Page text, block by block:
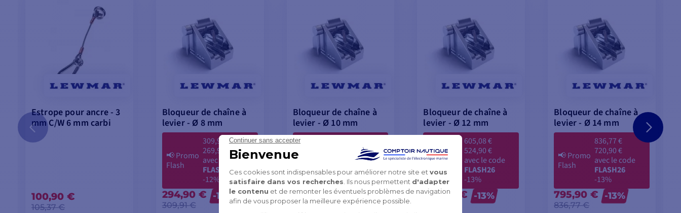
Estrope pour ancre - 3
mm C/W 6 mm carbi
100,90 €
105,37 €
Bloqueur de chaîne à
levier - Ø 8 mm
📢Promo
Flash
309,91 €
269,90 €
avec le code
FLASH26
-12%
294,90 €
309,91 €
-12%
Bloqueur de chaîne à
levier - Ø 10 mm
📢
357,90 €
avec le code
FLASH26
-11%
382,90 €
402,91 €
-11%
Bloqueur de chaîne à
levier - Ø 12 mm
📢Promo
605,08 €
524,90 €
avec le code
FLASH26
-13%
574,90 € -13%
Bloqueur de chaîne à
levier - Ø 14 mm
📢Promo
Flash
836,77 €
720,90 €
avec le code
FLASH26
-13%
795,90 €
836,77 €
-13%